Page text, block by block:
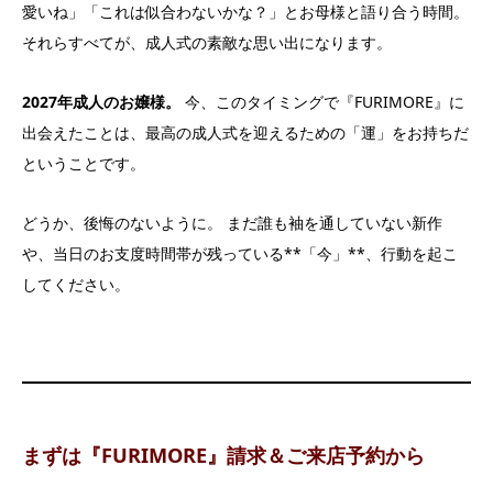
愛いね」「これは似合わないかな？」とお母様と語り合う時間。
それらすべてが、成人式の素敵な思い出になります。
2027年成人のお嬢様。
今、このタイミングで『FURIMORE』に
出会えたことは、最高の成人式を迎えるための「運」をお持ちだ
ということです。
どうか、後悔のないように。 まだ誰も袖を通していない新作
や、当日のお支度時間帯が残っている**「今」**、行動を起こ
してください。
まずは『FURIMORE』請求＆ご来店予約から